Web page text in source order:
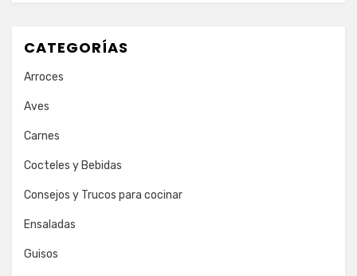
CATEGORÍAS
Arroces
Aves
Carnes
Cocteles y Bebidas
Consejos y Trucos para cocinar
Ensaladas
Guisos